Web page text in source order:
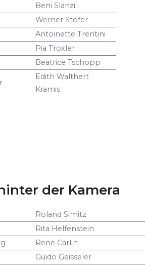
Beni Slanzi
Werner Stofer
Antoinette Trentini
Pia Troxler
Beatrice Tschopp
Edith Walthert
Kramis
der Kamera
Roland Simitz
Rita Helfenstein
René Carlin
Guido Geisseler